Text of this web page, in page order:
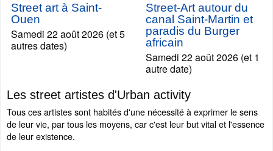
Street art à Saint-
Ouen
Samedi 22 août 2026 (et 5
autres dates)
Street-Art autour du
canal Saint-Martin et
paradis du Burger
africain
Samedi 22 août 2026 (et 1
autre date)
Les street artistes d'Urban activity
Tous ces artistes sont habités d'une nécessité à exprimer le sens
de leur vie, par tous les moyens, car c'est leur but vital et l'essence
de leur existence.